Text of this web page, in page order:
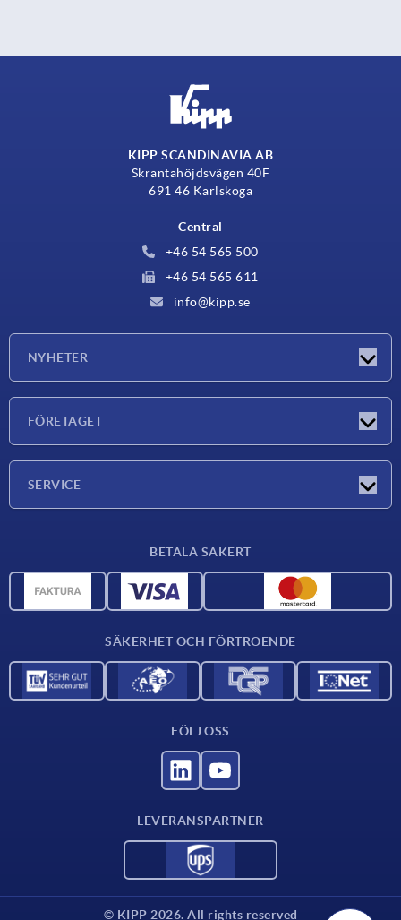
KIPP SCANDINAVIA AB
Skrantahöjdsvägen 40F
691 46 Karlskoga
Central
+46 54 565 500
+46 54 565 611
info@kipp.se
NYHETER
FÖRETAGET
SERVICE
CAD-data
BETALA SÄKERT
SÄKERHET OCH FÖRTROENDE
FÖLJ OSS
LEVERANSPARTNER
© KIPP 2026. All rights reserved